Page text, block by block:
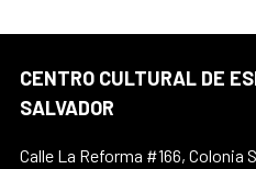
CENTRO CULTURAL DE
SALVADOR
Calle La Reforma #166, Colonia